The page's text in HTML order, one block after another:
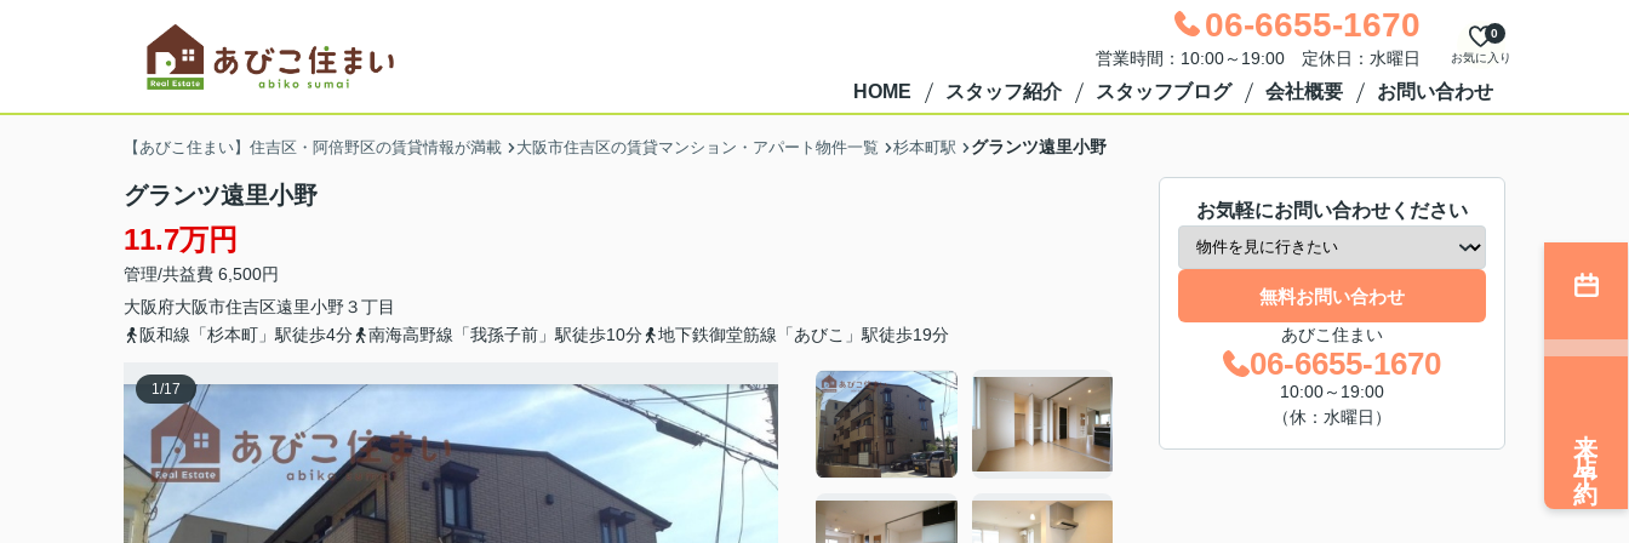
06-6655-1670
営業時間：10:00～19:00 定休日：水曜日 お気に入り
0
HOME スタッフ紹介 スタッフブログ 会社概要 お問い合わせ
【あびこ住まい】住吉区・阿倍野区の賃貸情報が満載 大阪市住吉区の賃貸マンション・アパート物件一覧 杉本町駅 グランツ遠里小野
グランツ遠里小野
11.7万円
管理/共益費 6,500円
大阪府大阪市住吉区遠里小野３丁目
阪和線「杉本町」駅徒歩4分
南海高野線「我孫子前」駅徒歩10分 地下鉄御堂筋線「あびこ」駅徒歩19分
1/17
お気軽にお問い合わせください
無料お問い合わせ
あびこ住まい
06-6655-1670
10:00～19:00
（休：水曜日）
来店予約